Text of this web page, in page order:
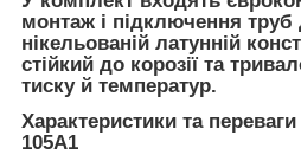
монтаж і підключення
нікельованій латунній
стійкий до корозії та
тиску й температур.
Характеристики та
105A1